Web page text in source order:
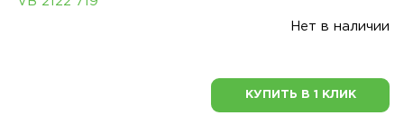
Нет в наличии
КУПИТЬ В 1 КЛИК